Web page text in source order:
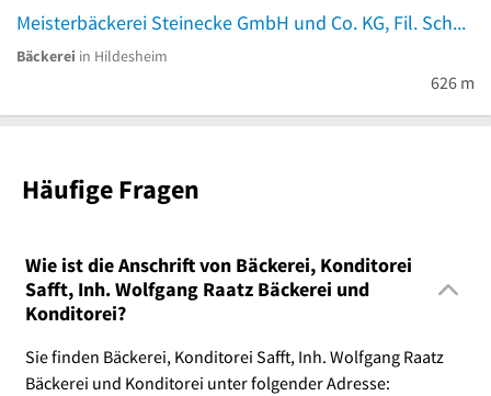
Meisterbäckerei Steinecke GmbH und Co. KG, Fil. Schuhstr. Hildesh.
Bäckerei in Hildesheim
626 m
Häufige Fragen
Wie ist die Anschrift von Bäckerei, Konditorei
Safft, Inh. Wolfgang Raatz Bäckerei und
Konditorei?
Sie finden Bäckerei, Konditorei Safft, Inh. Wolfgang Raatz
Bäckerei und Konditorei unter folgender Adresse: